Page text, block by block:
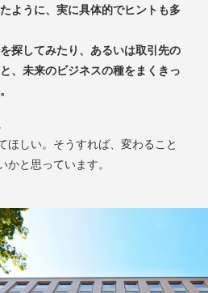
ように、実に具体的でヒントも多
探してみたり、あるいは取引先の
、未来のビジネスの種をまくきっ
ほしい。そうすれば、変わること
かと思っています。